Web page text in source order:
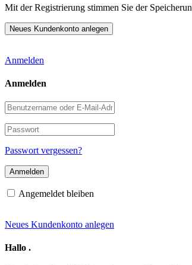
Mit der Registrierung stimmen Sie der
Anmelden
Anmelden
Benutzername
oder
E-
Mail-
Adresse
Passwort
Passwort vergessen?
Angemeldet bleiben
Neues Kundenkonto anlegen
Hallo .